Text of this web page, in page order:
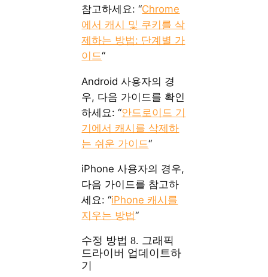
참고하세요: “Chrome
에서 캐시 및 쿠키를 삭
제하는 방법: 단계별 가
이드“
Android 사용자의 경
우, 다음 가이드를 확인
하세요: “안드로이드 기
기에서 캐시를 삭제하
는 쉬운 가이드“
iPhone 사용자의 경우,
다음 가이드를 참고하
세요: “iPhone 캐시를
지우는 방법“
수정 방법 8. 그래픽
드라이버 업데이트하
기